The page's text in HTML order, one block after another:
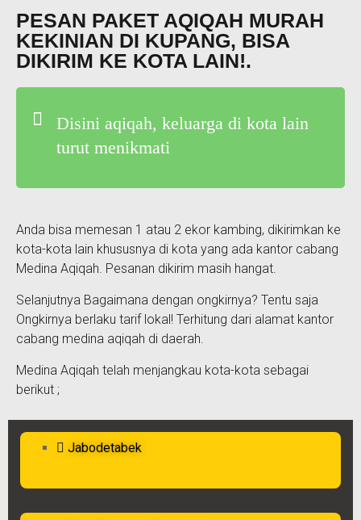
PESAN PAKET AQIQAH MURAH
KEKINIAN DI KUPANG, BISA
DIKIRIM KE KOTA LAIN!.
Disini aqiqah, keluarga di kota lain
turut menikmati
Anda bisa memesan 1 atau 2 ekor kambing, dikirimkan ke
kota-kota lain khususnya di kota yang ada kantor cabang
Medina Aqiqah. Pesanan dikirim masih hangat.
Selanjutnya Bagaimana dengan ongkirnya? Tentu saja
Ongkirnya berlaku tarif lokal! Terhitung dari alamat kantor
cabang medina aqiqah di daerah.
Medina Aqiqah telah menjangkau kota-kota sebagai
berikut ;
Jabodetabek